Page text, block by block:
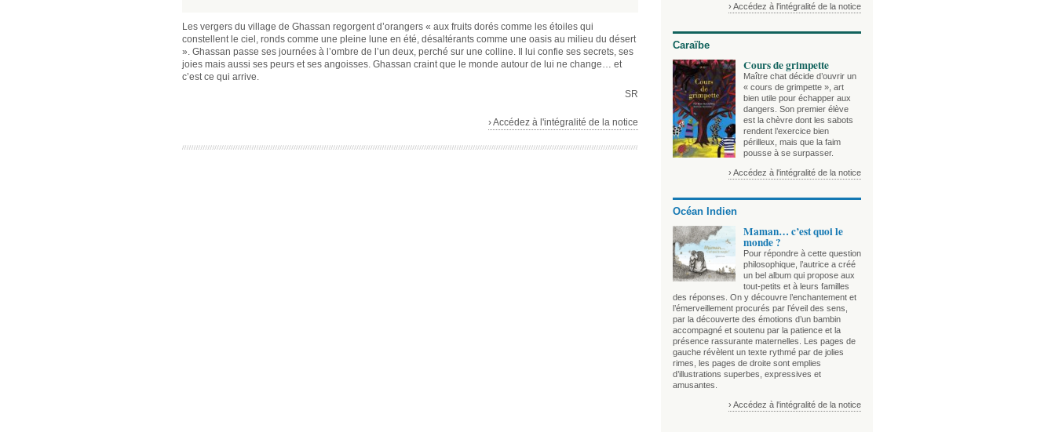
Les vergers du village de Ghassan regorgent d’orangers « aux fruits dorés comme les étoiles qui
constellent le ciel, ronds comme une pleine lune en été, désaltérants comme une oasis au milieu du désert
». Ghassan passe ses journées à l’ombre de l’un deux, perché sur une colline. Il lui confie ses secrets, ses
joies mais aussi ses peurs et ses angoisses. Ghassan craint que le monde autour de lui ne change… et
c’est ce qui arrive.
SR
› Accédez à l'intégralité de la notice
› Accédez à l'intégralité de la notice
Caraïbe
Cours de grimpette
Maître chat décide d’ouvrir un
« cours de grimpette », art
bien utile pour échapper aux
dangers. Son premier élève
est la chèvre dont les sabots
rendent l’exercice bien
périlleux, mais que la faim
pousse à se surpasser.
› Accédez à l'intégralité de la notice
Océan Indien
Maman… c’est quoi le
monde ?
Pour répondre à cette question
philosophique, l’autrice a créé
un bel album qui propose aux
tout-petits et à leurs familles
des réponses. On y découvre l’enchantement et
l’émerveillement procurés par l’éveil des sens,
par la découverte des émotions d’un bambin
accompagné et soutenu par la patience et la
présence rassurante maternelles. Les pages de
gauche révèlent un texte rythmé par de jolies
rimes, les pages de droite sont emplies
d’illustrations superbes, expressives et
amusantes.
› Accédez à l'intégralité de la notice